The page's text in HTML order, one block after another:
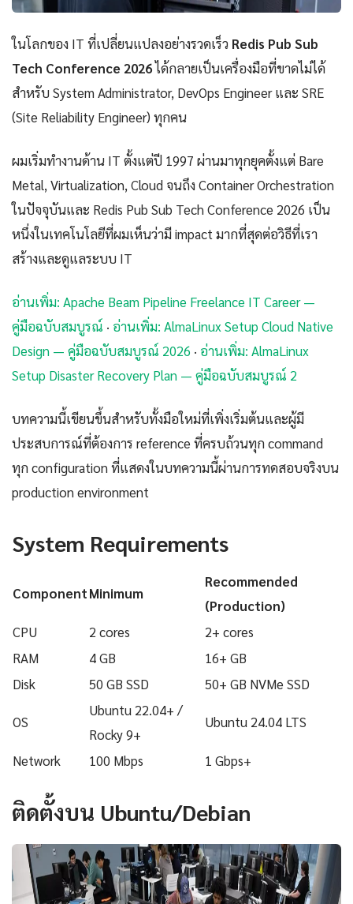
ในโลกของ IT ที่เปลี่ยนแปลงอย่างรวดเร็ว Redis Pub Sub
Tech Conference 2026ได้กลายเป็นเครื่องมือที่ขาดไม่ได้
สำหรับ System Administrator, DevOps Engineer และ SRE
(Site Reliability Engineer) ทุกคน
ผมเริ่มทำงานด้าน IT ตั้งแต่ปี 1997 ผ่านมาทุกยุคตั้งแต่ Bare
Metal, Virtualization, Cloud จนถึง Container Orchestration
ในปัจจุบันและ Redis Pub Sub Tech Conference 2026 เป็น
หนึ่งในเทคโนโลยีที่ผมเห็นว่ามี impact มากที่สุดต่อวิธีที่เรา
สร้างและดูแลระบบ IT
อ่านเพิ่ม: Apache Beam Pipeline Freelance IT Career —
คู่มือฉบับสมบูรณ์ · อ่านเพิ่ม: AlmaLinux Setup Cloud Native
Design — คู่มือฉบับสมบูรณ์ 2026 · อ่านเพิ่ม: AlmaLinux
Setup Disaster Recovery Plan — คู่มือฉบับสมบูรณ์ 2
บทความนี้เขียนขึ้นสำหรับทั้งมือใหม่ที่เพิ่งเริ่มต้นและผู้มี
ประสบการณ์ที่ต้องการ reference ที่ครบถ้วนทุก command
ทุก configuration ที่แสดงในบทความนี้ผ่านการทดสอบจริงบน
production environment
System Requirements
ComponentMinimum
Recommended
(Production)
CPU
2 cores
2+ cores
RAM
4 GB
16+ GB
Disk
50 GB SSD 50+ GB NVMe SSD
OS
Ubuntu 22.04+ /
Rocky 9+
Ubuntu 24.04 LTS
Network 100 Mbps 1 Gbps+
ติดตั้งบน Ubuntu/Debian